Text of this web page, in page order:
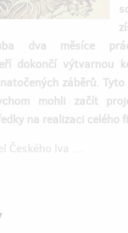
dva měsíce
dokončí výtvarnou
záběrů.
mohli začít
na realizaci celého
Českého lva …